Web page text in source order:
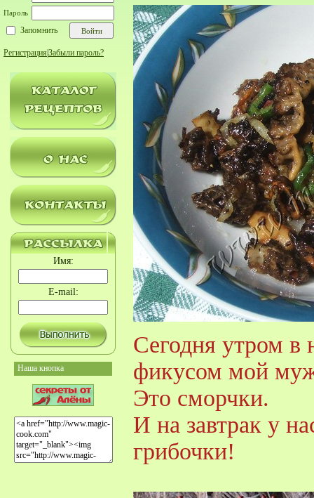
Пароль
Запомнить
Регистрация Забыли пароль?
Имя:
E-mail:
Наша кнопка
Сегодня утром в
фикусом мой
Это сморчки.
И на завтрак у
грибочки!